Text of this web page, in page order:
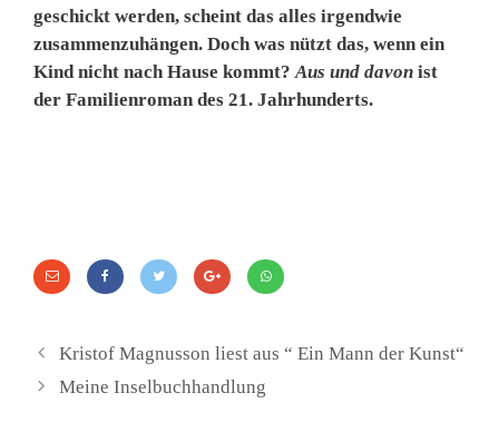
geschickt werden, scheint das alles irgendwie
zusammenzuhängen. Doch was nützt das, wenn ein
Kind nicht nach Hause kommt? Aus und davon ist
der Familienroman des 21. Jahrhunderts.
Kristof Magnusson liest aus “ Ein Mann der Kunst“
Meine Inselbuchhandlung